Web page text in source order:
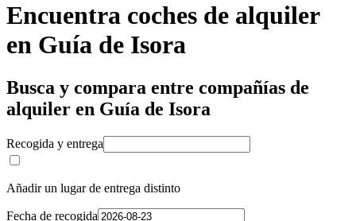
Encuentra coches de alquiler
en Guía de Isora
Busca y compara entre compañías de
alquiler en Guía de Isora
Recogida y entrega
Añadir un lugar de entrega distinto
Fecha de recogida